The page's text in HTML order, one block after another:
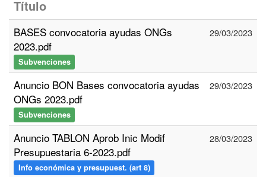
Título
BASES convocatoria ayudas ONGs
2023.pdf
Subvenciones
29/03/2023
Anuncio BON Bases convocatoria ayudas
ONGs 2023.pdf
Subvenciones
29/03/2023
Anuncio TABLON Aprob Inic Modif
Presupuestaria 6-2023.pdf
Info económica y presupuest. (art 8)
28/03/2023